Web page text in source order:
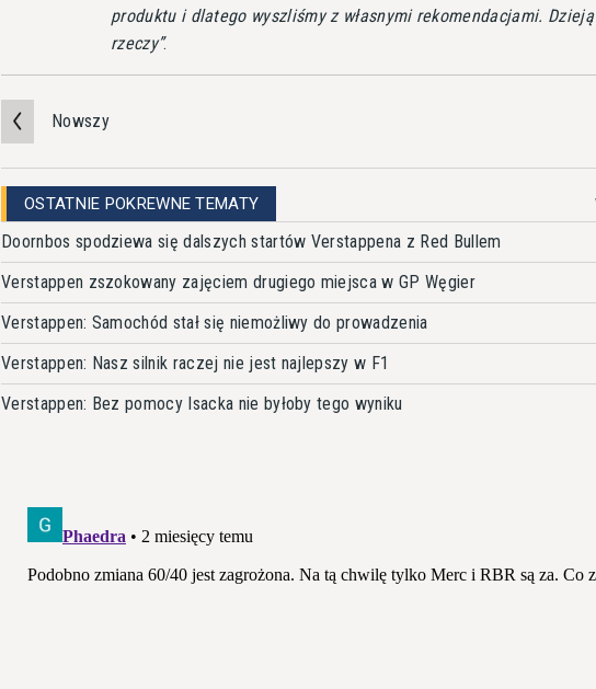
produktu i dlatego wyszliśmy z własnymi rekomendacjami.
rzeczy .
Nowszy
OSTATNIE POKREWNE TEMATY
Doornbos spodziewa się dalszych startów Verstappena z Red Bullem
Verstappen zszokowany zajęciem drugiego miejsca w GP Węgier
Verstappen: Samochód stał się niemożliwy do prowadzenia
Verstappen: Nasz silnik raczej nie jest najlepszy w F1
Verstappen: Bez pomocy Isacka nie byłoby tego wyniku